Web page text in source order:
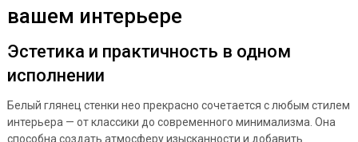
вашем интерьере
Эстетика и практичность в одном
исполнении
Белый глянец стенки нео прекрасно сочетается с любым стилем
интерьера — от классики до современного минимализма. Она
способна создать атмосферу изысканности и добавить